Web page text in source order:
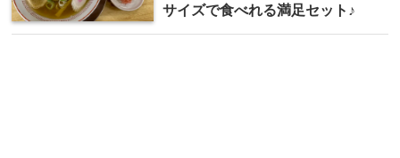
サイズで食べれる満足セット♪